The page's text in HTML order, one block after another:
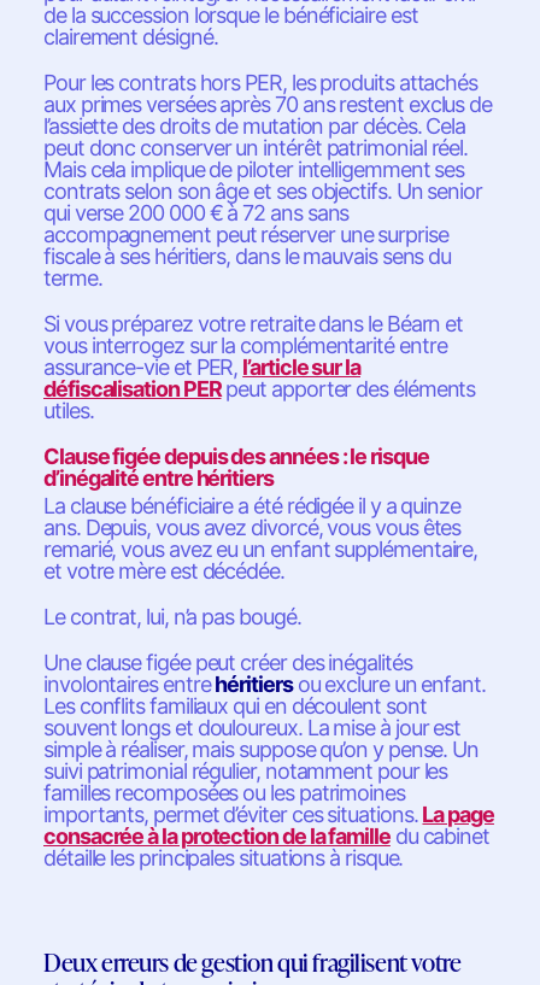
de la succession lorsque le bénéficiaire est
clairement désigné.
Pour les contrats hors PER, les produits attachés
aux primes versées après 70 ans restent exclus de
l’assiette des droits de mutation par décès. Cela
peut donc conserver un intérêt patrimonial réel.
Mais cela implique de piloter intelligemment ses
contrats selon son âge et ses objectifs. Un senior
qui verse 200 000 € à 72 ans sans
accompagnement peut réserver une surprise
fiscale à ses héritiers, dans le mauvais sens du
terme.
Si vous préparez votre retraite dans le Béarn et
vous interrogez sur la complémentarité entre
assurance-vie et PER, l’article sur la
défiscalisation PERpeut apporter des éléments
utiles.
Clause figée depuis des années : le risque
d’inégalité entre héritiers
La clause bénéficiaire a été rédigée il y a quinze
ans. Depuis, vous avez divorcé, vous vous êtes
remarié, vous avez eu un enfant supplémentaire,
et votre mère est décédée.
Le contrat, lui, n’a pas bougé.
Une clause figée peut créer des inégalités
involontaires entrehéritiersou exclure un enfant.
Les conflits familiaux qui en découlent sont
souvent longs et douloureux. La mise à jour est
simple à réaliser, mais suppose qu’on y pense. Un
suivi patrimonial régulier, notamment pour les
familles recomposées ou les patrimoines
importants, permet d’éviter ces situations.La page
consacrée à la protection de la familledu cabinet
détaille les principales situations à risque.
Deux erreurs de gestion qui fragilisent votre